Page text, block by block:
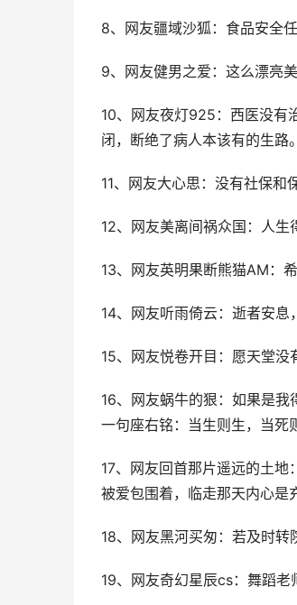
8、网友疆域沙狐：食品安全
9、网友健男之爱：这么漂亮
10、网友夜灯925：西医没有
闭，断绝了病人本该有的生路。
11、网友大心思：没有社保和
12、网友美离间祸众国：人
13、网友英明果断熊猫AM：
14、网友听雨倚云：逝者安
15、网友悦卷开目：愿天堂
16、网友蜗牛的狠：如果是
一句座右铭：当生则生，当死
17、网友回首那片遥远的土
被爱包围着，临走那天内心是
18、网友黑河买匆：若及时
19、网友奇幻星辰cs：舞蹈老